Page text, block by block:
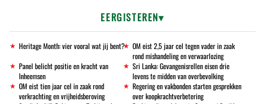
EERGISTEREN
Heritage Month: vier vooral wat jij bent?
OM eist 2,5 jaar cel tegen vader in zaak
rond mishandeling en verwaarlozing
Panel belicht positie en kracht van
Inheemsen
Sri Lanka: Gevangenisrellen eisen drie
levens te midden van overbevolking
OM eist tien jaar cel in zaak rond
verkrachting en vrijheidsberoving
Regering en vakbonden starten gesprekken
over koopkrachtverbetering